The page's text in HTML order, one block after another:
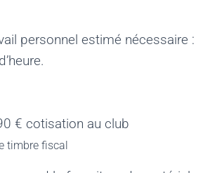
personnel estimé nécessaire :
€ cotisation au club
timbre fiscal